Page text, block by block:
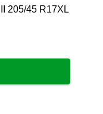
205/45 R17XL